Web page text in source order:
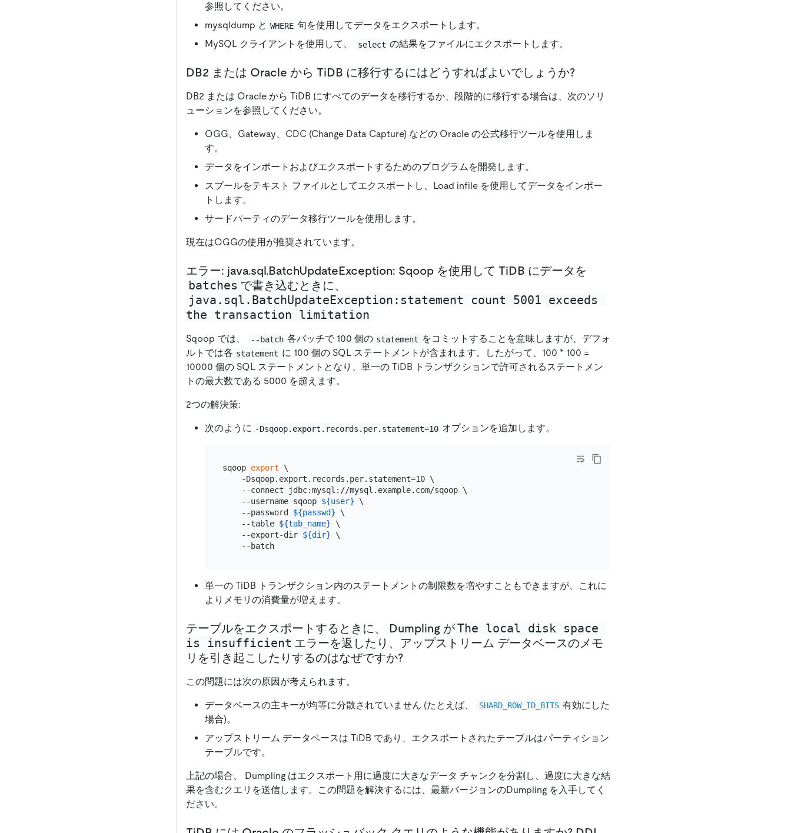
参照してください。
mysqldump と WHERE 句を使用してデータをエクスポートします。
MySQL クライアントを使用して、
select の結果をファイルにエクスポートします。
DB2 または Oracle から TiDB に移行するにはどうすればよいでしょうか?
DB2 または Oracle から TiDB にすべてのデータを移行するか、段階的に移行する場合は、次のソリ
ューションを参照してください。
OGG、Gateway、CDC (Change Data Capture) などの Oracle の公式移行ツールを使用しま
す。
データをインポートおよびエクスポートするためのプログラムを開発します。
スプールをテキスト ファイルとしてエクスポートし、Load infile を使用してデータをインポー
トします。
サードパーティのデータ移行ツールを使用します。
現在はOGGの使用が推奨されています。
エラー: java.sql.BatchUpdateException: Sqoop を使用して TiDB にデータを
batches で書き込むときに、
java.sql.BatchUpdateException:statement count 5001 exceeds
the transaction limitation
Sqoop では、 --batch 各バッチで 100 個の statement をコミットすることを意味しますが、デフォ
ルトでは各 statement に 100 個の SQL ステートメントが含まれます。したがって、100 * 100 =
10000 個の SQL ステートメントとなり、単一の TiDB トランザクションで許可されるステートメン
トの最大数である 5000 を超えます。
2つの解決策:
次のように -Dsqoop.export.records.per.statement=10 オプションを追加します。
sqoop export \
    -Dsqoop.export.records.per.statement=10 \
    --connect jdbc:mysql://mysql.example.com/sqoop \
    --username sqoop
${user} \
    --password
${passwd} \
    --table
${tab_name} \
    --export-dir
${dir} \
    --batch
単一の TiDB トランザクション内のステートメントの制限数を増やすこともできますが、これに
よりメモリの消費量が増えます。
テーブルをエクスポートするときに、 Dumpling がThe local disk space
is insufficient エラーを返したり、アップストリーム データベースのメモ
リを引き起こしたりするのはなぜですか?
この問題には次の原因が考えられます。
データベースの主キーが均等に分散されていません (たとえば、 SHARD_ROW_ID_BITS 有効にした
場合)。
アップストリーム データベースは TiDB であり、エクスポートされたテーブルはパーティション
テーブルです。
上記の場合、 Dumpling はエクスポート用に過度に大きなデータ チャンクを分割し、過度に大きな結
果を含むクエリを送信します。この問題を解決するには、最新バージョンのDumpling を入手してく
ださい。